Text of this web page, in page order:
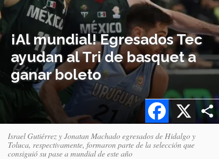
¡Al mundial! Egresados Tec
ayudan al Tri de basquet a
ganar boleto
X
Facebook
Israel Gutiérrez y Jonatan Machado egresados de Hidalgo y
Toluca, respectivamente, formaron parte de la selección que
consiguió su pase a mundial de este año